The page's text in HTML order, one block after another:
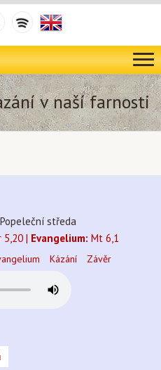
v naší farnosti
středa
5,20 | Evangelium: Mt 6,1
Kázání Závěr